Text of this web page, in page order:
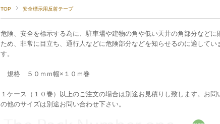
TOP 安全標示用反射テープ
危険、安全を標示する為に、駐車場や建物の角や低い天井の角部分など
ため、非常に目立ち、通行人などに危険部分などを知らせるのに適して
す。
規格 ５０ｍｍ幅×１０ｍ巻
１ケース（１０巻）以上のご注文の場合は別途お見積りし致します。お
の他のサイズは別途お問い合わせ下さい。